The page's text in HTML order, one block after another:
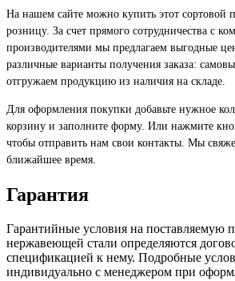
На нашем сайте можно купить этот сортовой
розницу. За счет прямого сотрудничества с
производителями мы предлагаем выгодные
различные варианты получения заказа:
отгружаем продукцию из наличия на складе.
Для оформления покупки добавьте нужное
корзину и заполните форму. Или нажмите
чтобы отправить нам свои контакты. Мы
ближайшее время.
Гарантия
Гарантийные условия на поставляемую
нержавеющей стали определяются
спецификацией к нему. Подробные
индивидуально с менеджером при